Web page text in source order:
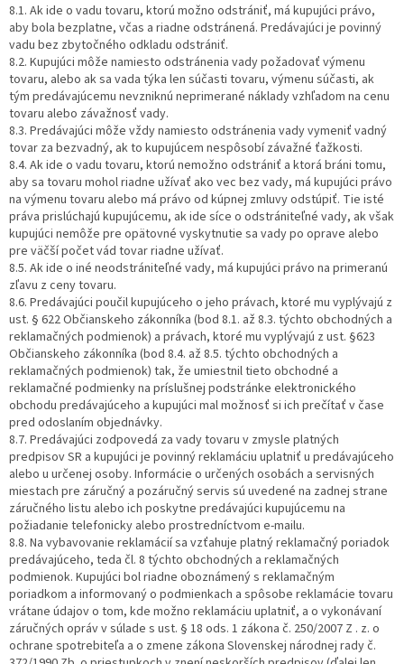
8.1. Ak ide o vadu tovaru, ktorú možno odstrániť, má kupujúci právo,
aby bola bezplatne, včas a riadne odstránená. Predávajúci je povinný
vadu bez zbytočného odkladu odstrániť.
8.2. Kupujúci môže namiesto odstránenia vady požadovať výmenu
tovaru, alebo ak sa vada týka len súčasti tovaru, výmenu súčasti, ak
tým predávajúcemu nevzniknú neprimerané náklady vzhľadom na cenu
tovaru alebo závažnosť vady.
8.3. Predávajúci môže vždy namiesto odstránenia vady vymeniť vadný
tovar za bezvadný, ak to kupujúcem nespôsobí závažné ťažkosti.
8.4. Ak ide o vadu tovaru, ktorú nemožno odstrániť a ktorá bráni tomu,
aby sa tovaru mohol riadne užívať ako vec bez vady, má kupujúci právo
na výmenu tovaru alebo má právo od kúpnej zmluvy odstúpiť. Tie isté
práva prislúchajú kupujúcemu, ak ide síce o odstrániteľné vady, ak však
kupujúci nemôže pre opätovné vyskytnutie sa vady po oprave alebo
pre väčší počet vád tovar riadne užívať.
8.5. Ak ide o iné neodstrániteľné vady, má kupujúci právo na primeranú
zľavu z ceny tovaru.
8.6. Predávajúci poučil kupujúceho o jeho právach, ktoré mu vyplývajú z
ust. § 622 Občianskeho zákonníka (bod 8.1. až 8.3. týchto obchodných a
reklamačných podmienok) a právach, ktoré mu vyplývajú z ust. §623
Občianskeho zákonníka (bod 8.4. až 8.5. týchto obchodných a
reklamačných podmienok) tak, že umiestnil tieto obchodné a
reklamačné podmienky na príslušnej podstránke elektronického
obchodu predávajúceho a kupujúci mal možnosť si ich prečítať v čase
pred odoslaním objednávky.
8.7. Predávajúci zodpovedá za vady tovaru v zmysle platných
predpisov SR a kupujúci je povinný reklamáciu uplatniť u predávajúceho
alebo u určenej osoby. Informácie o určených osobách a servisných
miestach pre záručný a pozáručný servis sú uvedené na zadnej strane
záručného listu alebo ich poskytne predávajúci kupujúcemu na
požiadanie telefonicky alebo prostredníctvom e-mailu.
8.8. Na vybavovanie reklamácií sa vzťahuje platný reklamačný poriadok
predávajúceho, teda čl. 8 týchto obchodných a reklamačných
podmienok. Kupujúci bol riadne oboznámený s reklamačným
poriadkom a informovaný o podmienkach a spôsobe reklamácie tovaru
vrátane údajov o tom, kde možno reklamáciu uplatniť, a o vykonávaní
záručných opráv v súlade s ust. § 18 ods. 1 zákona č. 250/2007 Z . z. o
ochrane spotrebiteľa a o zmene zákona Slovenskej národnej rady č.